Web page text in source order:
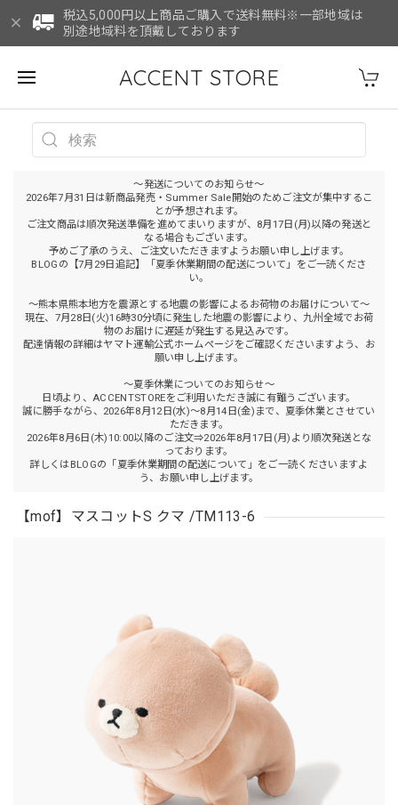
税込5,000円以上商品ご購入で送料無料※一部地域は
別途地域料を頂戴しております
ACCENT STORE
～発送についてのお知らせ～
2026年7月31日は新商品発売・Summer Sale開始のためご注文が集中するこ
とが予想されます。
ご注文商品は順次発送準備を進めてまいりますが、8月17日(月)以降の発送と
なる場合もございます。
予めご了承のうえ、ご注文いただきますようお願い申し上げます。
BLOGの【7月29日追記】「夏季休業期間の配送について」をご一読くださ
い。
～熊本県熊本地方を震源とする地震の影響によるお荷物のお届けについて～
現在、7月28日(火)16時30分頃に発生した地震の影響により、九州全域でお荷
物のお届けに遅延が発生する見込みです。
配達情報の詳細はヤマト運輸公式ホームページをご確認くださいますよう、お
願い申し上げます。
～夏季休業についてのお知らせ～
日頃より、ACCENTSTOREをご利用いただき誠に有難うございます。
誠に勝手ながら、2026年8月12日(水)～8月14日(金)まで、夏季休業とさせてい
ただきます。
2026年8月6日(木)10:00以降のご注文⇒2026年8月17日(月)より順次発送とな
っております。
詳しくはBLOGの「夏季休業期間の配送について」をご一読くださいますよ
う、お願い申し上げます。
【mof】マスコットS クマ /TM113-6